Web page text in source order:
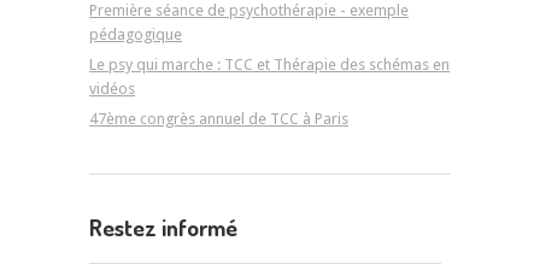
Première séance de psychothérapie - exemple
pédagogique
Le psy qui marche : TCC et Thérapie des schémas en
vidéos
47ème congrès annuel de TCC à Paris
Restez informé